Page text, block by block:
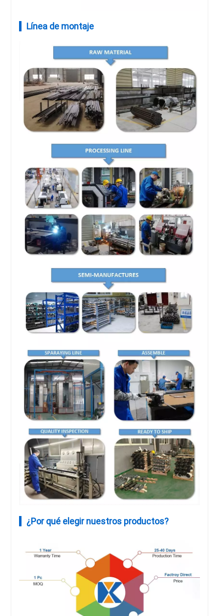
Línea de montaje
¿Por qué elegir nuestros productos?